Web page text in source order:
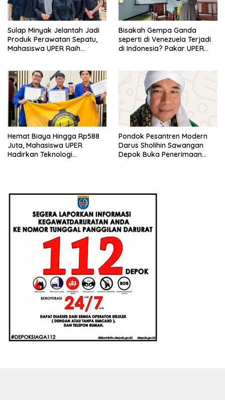
Sulap Minyak Jelantah Jadi
Produk Perawatan Sepatu,
Mahasiswa UPER Raih
Bisakah Gempa Ganda
seperti di Venezuela Terjadi
di Indonesia? Pakar UPER
Hemat Biaya Hingga Rp588
Juta, Mahasiswa UPER
Hadirkan Teknologi
Pondok Pesantren Modern
Darus Sholihin Sawangan
Depok Buka Penerimaan